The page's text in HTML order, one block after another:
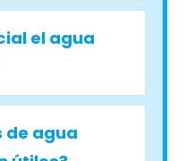
el agua
de agua